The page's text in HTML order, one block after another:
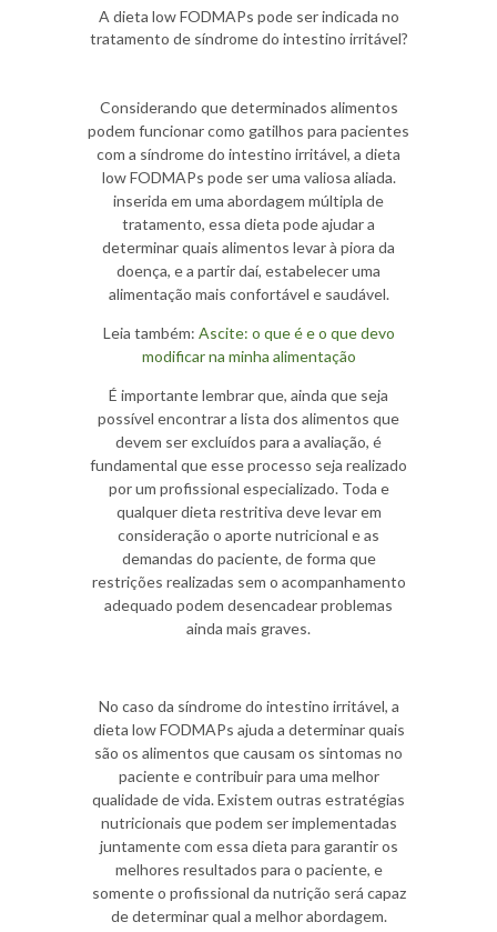
A dieta low FODMAPs pode ser indicada no
tratamento de síndrome do intestino irritável?
Considerando que determinados alimentos
podem funcionar como gatilhos para pacientes
com a síndrome do intestino irritável, a dieta
low FODMAPs pode ser uma valiosa aliada.
inserida em uma abordagem múltipla de
tratamento, essa dieta pode ajudar a
determinar quais alimentos levar à piora da
doença, e a partir daí, estabelecer uma
alimentação mais confortável e saudável.
Leia também: Ascite: o que é e o que devo
modificar na minha alimentação
É importante lembrar que, ainda que seja
possível encontrar a lista dos alimentos que
devem ser excluídos para a avaliação, é
fundamental que esse processo seja realizado
por um profissional especializado. Toda e
qualquer dieta restritiva deve levar em
consideração o aporte nutricional e as
demandas do paciente, de forma que
restrições realizadas sem o acompanhamento
adequado podem desencadear problemas
ainda mais graves.
No caso da síndrome do intestino irritável, a
dieta low FODMAPs ajuda a determinar quais
são os alimentos que causam os sintomas no
paciente e contribuir para uma melhor
qualidade de vida. Existem outras estratégias
nutricionais que podem ser implementadas
juntamente com essa dieta para garantir os
melhores resultados para o paciente, e
somente o profissional da nutrição será capaz
de determinar qual a melhor abordagem.